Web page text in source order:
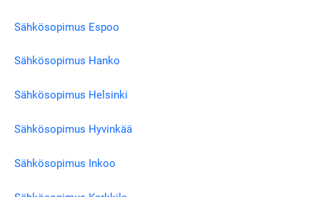
Sähkösopimus Espoo
Sähkösopimus Hanko
Sähkösopimus Helsinki
Sähkösopimus Hyvinkää
Sähkösopimus Inkoo